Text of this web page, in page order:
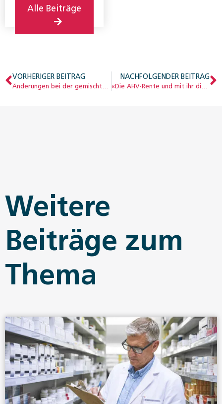
Alle Beiträge
VORHERIGER BEITRAG NACHFOLGENDER BEITRAG
Weitere
Beiträge zum
Thema